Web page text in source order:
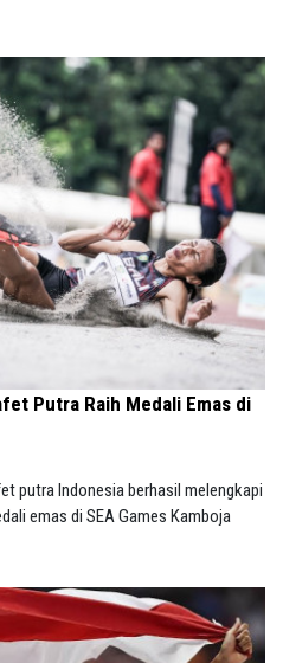
Putra Raih Medali Emas di
putra Indonesia berhasil melengkapi
emas di SEA Games Kamboja